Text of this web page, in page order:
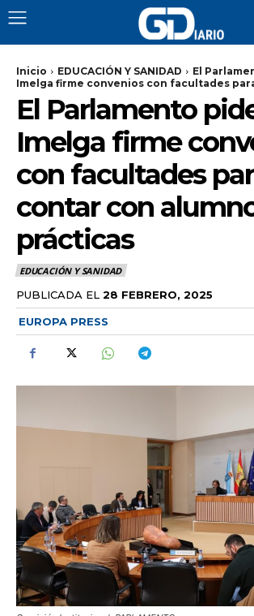
Inicio EDUCACIÓN Y SANIDAD
El
Imelga firme convenios con facultades
El Parlamento
Imelga firme
con facultades
contar con
prácticas
EDUCACIÓN Y SANIDAD
PUBLICADA EL 28 FEBRERO, 2025
EUROPA PRESS